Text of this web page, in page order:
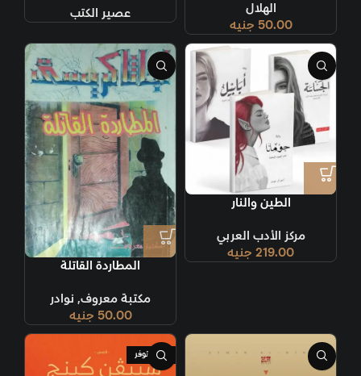
الهلال
50.00 جنيه
عصير الكتب
الطين والنار
مركز الأدب العربي
219.00 جنيه
المطاردة القاتلة
مكتبة معروف, نوادر
50.00 جنيه
غير متوفر